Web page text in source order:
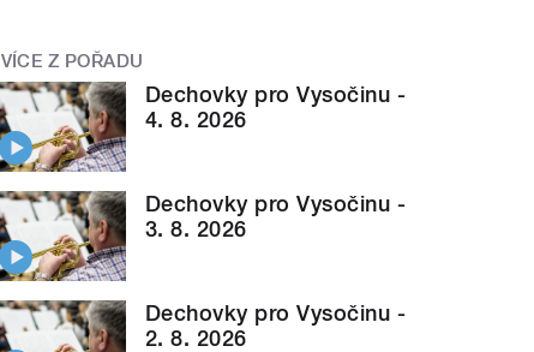
VÍCE Z POŘADU
Dechovky pro Vysočinu -
4. 8. 2026
Dechovky pro Vysočinu -
3. 8. 2026
Dechovky pro Vysočinu -
2. 8. 2026